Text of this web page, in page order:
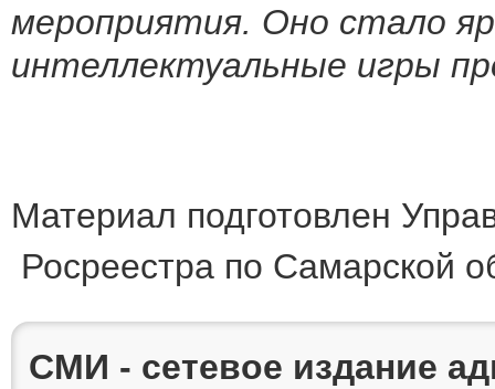
мероприятия. Оно стало
интеллектуальные игры
Материал подготовлен
Росреестра по Самарской
СМИ - сетевое издание